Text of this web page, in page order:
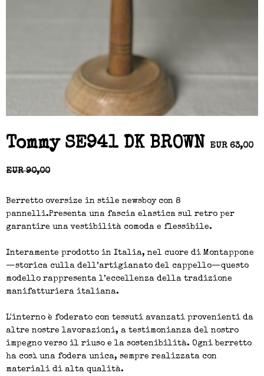
Tommy SE941 DK BROWN EUR 63,00
EUR 90,00
Berretto oversize in stile newsboy con 8
pannelli.Presenta una fascia elastica sul retro per
garantire una vestibilità comoda e flessibile.
Interamente prodotto in Italia, nel cuore di Montappone
—storica culla dell’artigianato del cappello—questo
modello rappresenta l’eccellenza della tradizione
manifatturiera italiana.
L'interno è foderato con tessuti avanzati provenienti da
altre nostre lavorazioni, a testimonianza del nostro
impegno verso il riuso e la sostenibilità. Ogni berretto
ha così una fodera unica, sempre realizzata con
materiali di alta qualità.